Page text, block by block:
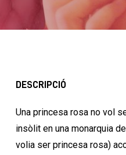
DESCRIPCIÓ
Una princesa rosa no vol
insòlit en una monarquia
volia ser princesa rosa)